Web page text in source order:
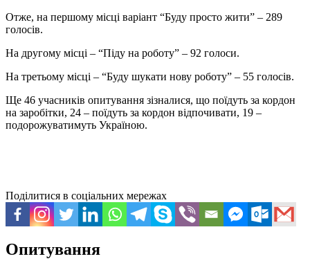
Отже, на першому місці варіант “Буду просто жити” – 289
голосів.
На другому місці – “Піду на роботу” – 92 голоси.
На третьому місці – “Буду шукати нову роботу” – 55 голосів.
Ще 46 учасників опитування зізналися, що поїдуть за кордон
на заробітки, 24 – поїдуть за кордон відпочивати, 19 –
подорожуватимуть Україною.
Поділитися в соціальних мережах
Опитування